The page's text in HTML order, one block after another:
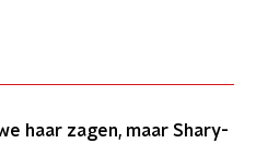
haar zagen, maar Shary-